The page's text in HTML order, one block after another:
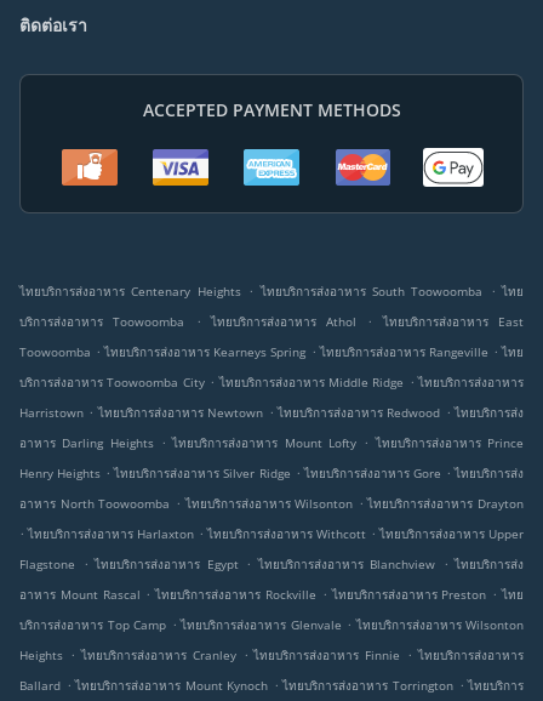
ติดต่อเรา
ACCEPTED PAYMENT METHODS
ไทยบริการส่งอาหาร Centenary Heights . ไทยบริการส่งอาหาร South Toowoomba . ไทย
บริการส่งอาหาร Toowoomba
. ไทยบริการส่งอาหาร Athol .
ไทยบริการส่งอาหาร East
Toowoomba . ไทยบริการส่งอาหาร Kearneys Spring . ไทยบริการส่งอาหาร Rangeville . ไทย
บริการส่งอาหาร Toowoomba City . ไทยบริการส่งอาหาร Middle Ridge . ไทยบริการส่งอาหาร
Harristown . ไทยบริการส่งอาหาร Newtown . ไทยบริการส่งอาหาร Redwood . ไทยบริการส่ง
อาหาร Darling Heights . ไทยบริการส่งอาหาร Mount Lofty . ไทยบริการส่งอาหาร Prince
Henry Heights . ไทยบริการส่งอาหาร Silver Ridge . ไทยบริการส่งอาหาร Gore . ไทยบริการส่ง
อาหาร North Toowoomba . ไทยบริการส่งอาหาร Wilsonton . ไทยบริการส่งอาหาร Drayton
. ไทยบริการส่งอาหาร Harlaxton . ไทยบริการส่งอาหาร Withcott . ไทยบริการส่งอาหาร Upper
Flagstone
. ไทยบริการส่งอาหาร Egypt . ไทยบริการส่งอาหาร Blanchview . ไทยบริการส่ง
อาหาร Mount Rascal . ไทยบริการส่งอาหาร Rockville . ไทยบริการส่งอาหาร Preston . ไทย
บริการส่งอาหาร Top Camp . ไทยบริการส่งอาหาร Glenvale . ไทยบริการส่งอาหาร Wilsonton
Heights . ไทยบริการส่งอาหาร Cranley . ไทยบริการส่งอาหาร Finnie . ไทยบริการส่งอาหาร
Ballard . ไทยบริการส่งอาหาร Mount Kynoch . ไทยบริการส่งอาหาร Torrington . ไทยบริการ